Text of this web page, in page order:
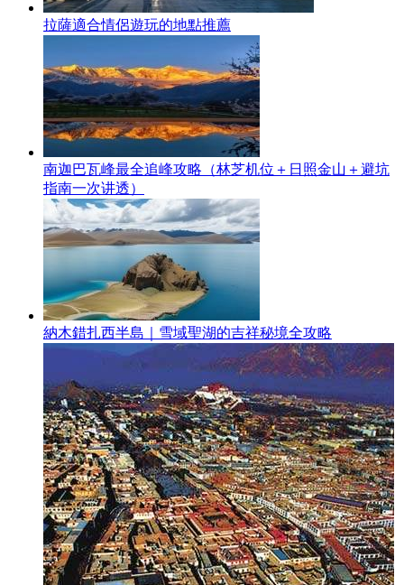
拉薩適合情侶遊玩的地點推薦
南迦巴瓦峰最全追峰攻略（林芝机位＋日照金山＋避坑
指南一次讲透）
納木錯扎西半島｜雪域聖湖的吉祥秘境全攻略